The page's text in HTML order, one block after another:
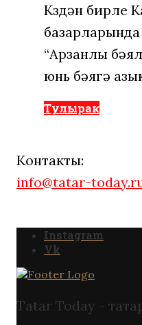
Көздән бирле
“Арзанлы
юнь бәягә
Тулырак
Контакты:
info@tatar-
Instagram
Vk
Tatar Today -